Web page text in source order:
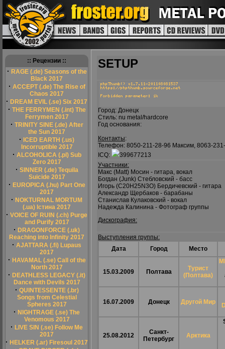
:: Рецензии ::
· RAGE (.de) Seasons of the
Black 2017
· ACCEPT (.de) The Rise of
Chaos 2017
· DREAM EVIL (.se) Six 2017
· THE FERRYMEN (.int) The
Ferrymen 2017
· TRINITY SINE (.de) After
the Sun 2017
· ICED EARTH (.us)
Incorruptible 2017
· ALCOHOLICA (.pl) Sub
Zero 2017
· SINNER (.de) Tequila
Suicide 2017
· EUROPICA (.hu) Part One
2017
· NOKTURNAL MORTUM
(.ua) Істина 2017
· VOICE OF RUIN (.ch) Purge
and Purify 2017
· DRAGONFORCE (.uk)
Reaching into Infinity 2017
· AJATTARA (.fi) Lupaus
2017
· HAVAMAL (.se) Call of the
North 2017
· DEATHLESS LEGACY (.it)
Dance with Devils 2017
· QUINTESSENTE (.br)
Songs from Celestial
Spheres 2017
· NIGHTRAGE (.se) The
Venomous 2017
· LIVE SIN (.se) Follow Me
2017
· HELKER (.ar) Firesoul 2017
SETUP
Город: Донецк
Стиль: nu metal/hardcore
Год основания:
Контакты:
Телефон: 8050-211-28-96 Максим, 8063-
ICQ:
399677213
Участники:
Макс (Matt) Мосин - гитара, вокал
Богдан (Junk) Стебловский - басс
Игорь (C20H25N3O) Бердичевский - гитара
Александр Щербаков - барабаны
Станислав Кулаковский - вокал
Надежда Калинина - Фотограф группы
Дискография:
Выступления группы:
Дата
Город Место
15.03.2009 Полтава
Турист
(Полтава)
16.07.2009 Донецк Другой Мир
25.08.2012
Санкт-
Петербург
Арктика